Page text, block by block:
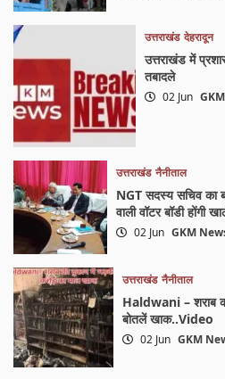
उत्तराखंड देहरादून
उत्तराखंड में
तबादले
02 Jun
उत्तराखंड नैनीताल
NGT सदस्य सचिव का
वाली वॉटर बॉडी होंगी
02 Jun GKM
उत्तराखंड नैनीताल
Haldwani – शराब
बोतलें खाक..Video
02 Jun GKM